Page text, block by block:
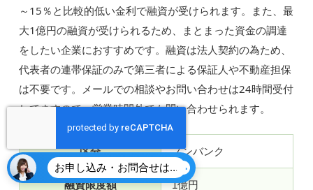
～15％と比較的低い金利で融資が受けられます。また、最
大1億円の融資が受けられるため、まとまった資金の調達
をしたい企業におすすめです。融資は法人契約の為ため、
代表者の連帯保証のみで第三者による保証人や不動産担保
は不要です。メールでの相談やお問い合わせは24時間受付
してますので、営業時間外でも問い合わせられます。
区分 ノンバンク
融資限度額 1億円
お申し込み・お問合せはこちら